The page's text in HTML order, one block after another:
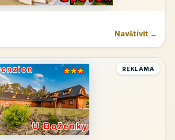
Navštívit →
REKLAMA